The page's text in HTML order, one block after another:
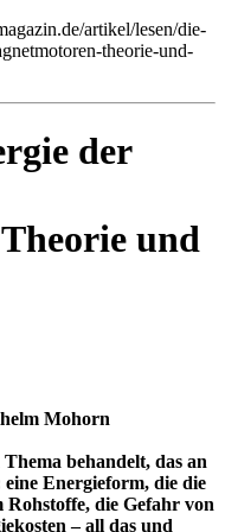
artikel/lesen/die-
theorie-und-
der
und
Mohorn
behandelt, das an
Energieform, die die
die Gefahr von
– all das und